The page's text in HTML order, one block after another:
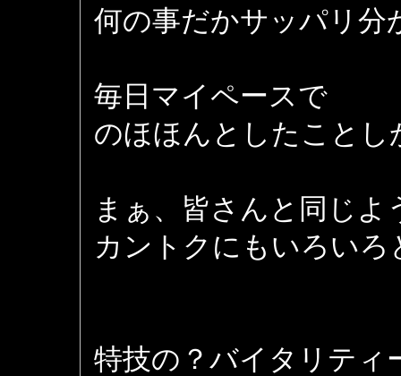
何の事だかサッパリ分
毎日マイペースで
のほほんとしたこと
まぁ、皆さんと同じよ
カントクにもいろいろ
特技の？バイタリティ